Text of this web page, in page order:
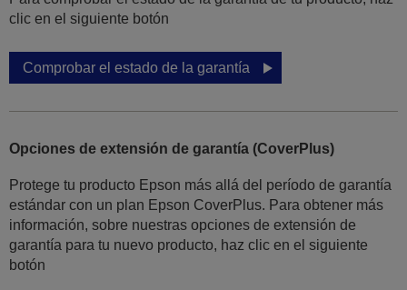
clic en el siguiente botón
Comprobar el estado de la garantía
Opciones de extensión de garantía (CoverPlus)
Protege tu producto Epson más allá del período de garantía
estándar con un plan Epson CoverPlus. Para obtener más
información, sobre nuestras opciones de extensión de
garantía para tu nuevo producto, haz clic en el siguiente
botón